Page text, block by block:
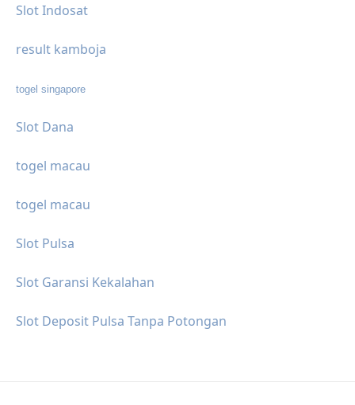
Slot Indosat
result kamboja
togel singapore
Slot Dana
togel macau
togel macau
Slot Pulsa
Slot Garansi Kekalahan
Slot Deposit Pulsa Tanpa Potongan